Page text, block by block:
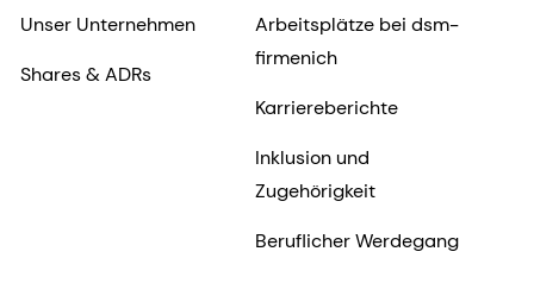
Unser Unternehmen
Shares & ADRs
Arbeitsplätze bei dsm-
firmenich
Karriereberichte
Inklusion und
Zugehörigkeit
Beruflicher Werdegang